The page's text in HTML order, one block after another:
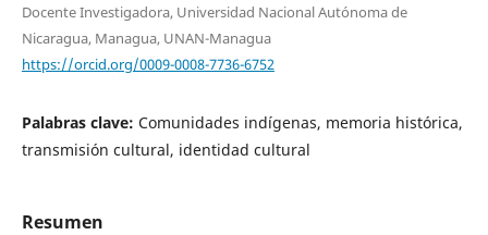
Docente Investigadora, Universidad Nacional Autónoma de
Nicaragua, Managua, UNAN-Managua
https://orcid.org/0009-0008-7736-6752
Palabras clave: Comunidades indígenas, memoria histórica,
transmisión cultural, identidad cultural
Resumen